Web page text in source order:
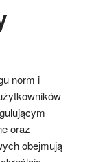
norm i
oraz
obejmują